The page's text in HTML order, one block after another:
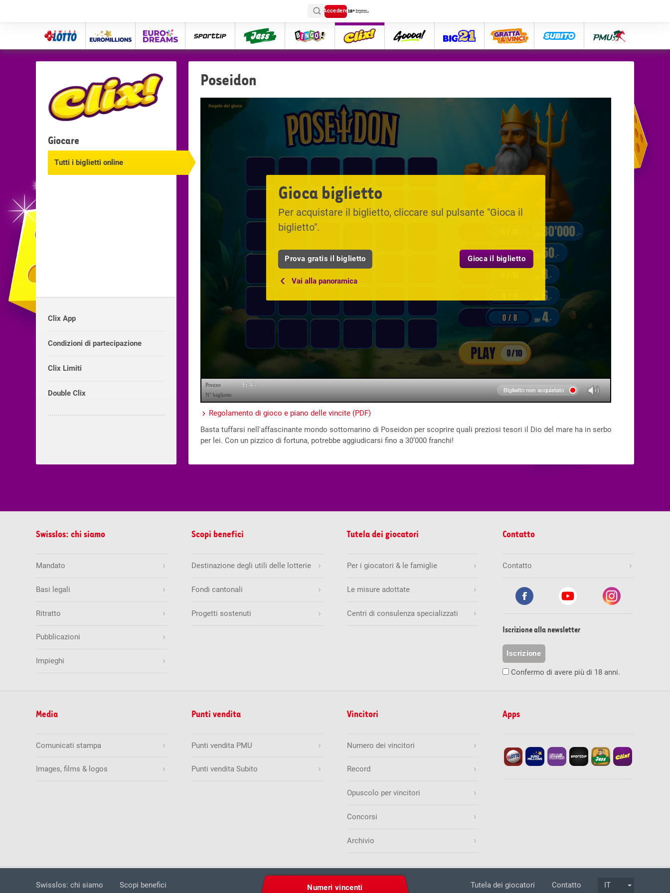
Accedere
Swiss
Lotto
Euro
Millions
eurodreams Jass Bingo Clix goooal big21 lose pmu
Giocare
Tutti i biglietti online
Clix App
Condizioni di partecipazione
Clix Limiti
Double Clix
Poseidon
Gioca biglietto
Per acquistare il biglietto, cliccare sul pulsante "Gioca il
biglietto".
Prova gratis il biglietto Gioca il biglietto
Vai alla panoramica
Regolamento di gioco e piano delle vincite (PDF)
Basta tuffarsi nell'affascinante mondo sottomarino di Poseidon per scoprire quali preziosi tesori il Dio del mare ha in serbo
per lei. Con un pizzico di fortuna, potrebbe aggiudicarsi fino a 30’000 franchi!
Swisslos: chi siamo Scopi benefici Tutela dei giocatori Contatto IT
Numeri vincenti
Swisslos: chi siamo
Mandato
Basi legali
Ritratto
Pubblicazioni
Impieghi
Scopi benefici
Destinazione degli utili delle lotterie
Fondi cantonali
Progetti sostenuti
Tutela dei giocatori
Per i giocatori & le famiglie
Le misure adottate
Centri di consulenza specializzati
Contatto
Contatto
Iscrizione alla newsletter
Iscrizione
Confermo di avere più di 18 anni.
Media
Comunicati stampa
Images, films & logos
Punti vendita
Punti vendita PMU
Punti vendita Subito
Vincitori
Numero dei vincitori
Record
Opuscolo per vincitori
Concorsi
Archivio
Apps
Swisslos 2026 Sicurezza Dichiarazione sulla protezione dei dati Regole e condizioni di partecipazione Informazione legale